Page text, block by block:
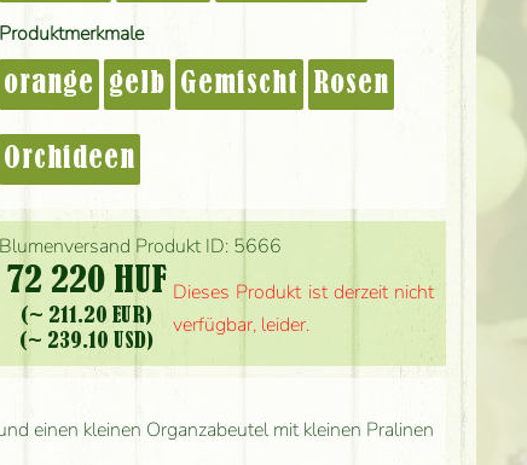
Blumenversand Produkt ID: 5666
72 220 HUF
(~ 211.20 EUR)
(~ 239.10 USD)
Dieses Produkt ist derzeit nicht
verfügbar, leider.
Produktmerkmale
orange gelb Gemischt Rosen
Orchideen
einen kleinen Organzabeutel mit kleinen Pralinen